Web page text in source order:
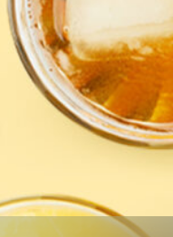
Clinical
R-Biopharm AG
Nutrition Care